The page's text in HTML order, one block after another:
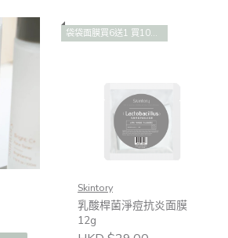
袋袋面膜買6送1 買10送2 買14送4
Skintory
乳酸桿菌淨痘抗炎面膜
12g